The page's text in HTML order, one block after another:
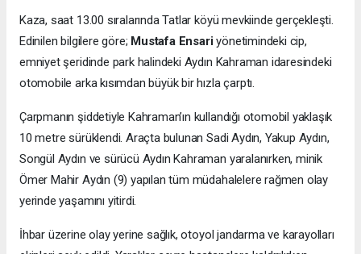
Kaza, saat 13.00 sıralarında Tatlar köyü mevkiinde gerçekleşti.
Edinilen bilgilere göre; Mustafa Ensariyönetimindeki cip,
emniyet şeridinde park halindeki Aydın Kahraman idaresindeki
otomobile arka kısımdan büyük bir hızla çarptı.
Çarpmanın şiddetiyle Kahraman’ın kullandığı otomobil yaklaşık
10 metre sürüklendi. Araçta bulunan Sadi Aydın, Yakup Aydın,
Songül Aydın ve sürücü Aydın Kahraman yaralanırken, minik
Ömer Mahir Aydın (9) yapılan tüm müdahalelere rağmen olay
yerinde yaşamını yitirdi.
İhbar üzerine olay yerine sağlık, otoyol jandarma ve karayolları